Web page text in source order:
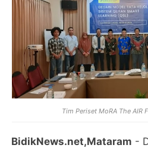
Tim Periset MoRA The AIR
BidikNews.net,Mataram -